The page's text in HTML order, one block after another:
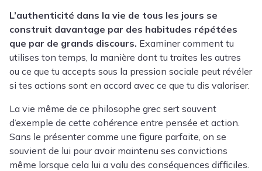
L’authenticité dans la vie de tous les jours se
construit davantage par des habitudes répétées
que par de grands discours. Examiner comment tu
utilises ton temps, la manière dont tu traites les autres
ou ce que tu accepts sous la pression sociale peut révéler
si tes actions sont en accord avec ce que tu dis valoriser.
La vie même de ce philosophe grec sert souvent
d’exemple de cette cohérence entre pensée et action.
Sans le présenter comme une figure parfaite, on se
souvient de lui pour avoir maintenu ses convictions
même lorsque cela lui a valu des conséquences difficiles.